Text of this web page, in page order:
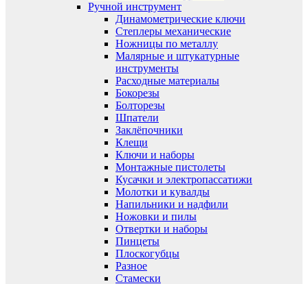
Ручной инструмент
Динамометрические ключи
Степлеры механические
Ножницы по металлу
Малярные и штукатурные
инструменты
Расходные материалы
Бокорезы
Болторезы
Шпатели
Заклёпочники
Клещи
Ключи и наборы
Монтажные пистолеты
Кусачки и электропассатижи
Молотки и кувалды
Напильники и надфили
Ножовки и пилы
Отвертки и наборы
Пинцеты
Плоскогубцы
Разное
Стамески